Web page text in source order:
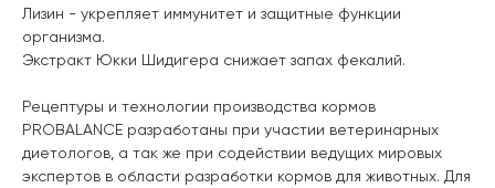
Лизин - укрепляет иммунитет и защитные функции
организма.
Экстракт Юкки Шидигера снижает запах фекалий.
Рецептуры и технологии производства кормов
PROBALANCE разработаны при участии ветеринарных
диетологов, а так же при содействии ведущих мировых
экспертов в области разработки кормов для животных. Для